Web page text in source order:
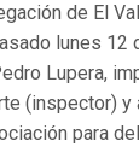
de El
lunes 12
Lupera,
(inspector)
para